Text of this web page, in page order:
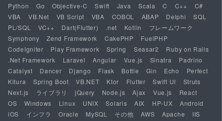
Python
Go Objective-C Swift Java Scala C C++
C#
VBA
VB.Net VB Script VBA COBOL ABAP Delphi
SQL
PL/SQL
VC++ Dart(Flutter) .net Kotlin
フレームワーク
Symphony
Zend Framework CakePHP
FuelPHP
CodeIgniter
Play Framework Spring Seasar2
Ruby on Rails
.Net Framework
Laravel Angular Vue.js Sinatra
Padrino
Catalyst
Dancer Django Flask Bottle Gin Echo
Perfect
Kitura
Spring Boot VB.NET Ktor Flutter Swift UI
Struts
Next.js
ライブラリ jQuery Node.js Ajax Vue.js
React
OS
Windows Linux UNIX Solaris AIX HP-UX
Android
iOS
インフラ Oracle MySQL その他 AWS Apache
IIS